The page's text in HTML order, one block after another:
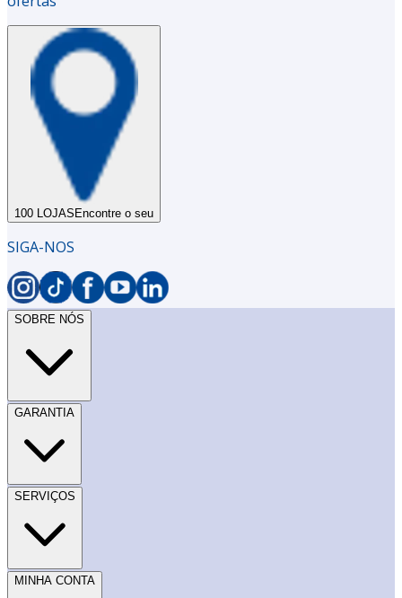
100 LOJAS Encontre o seu
SIGA-NOS
SOBRE NÓS
GARANTIA
SERVIÇOS
MINHA CONTA